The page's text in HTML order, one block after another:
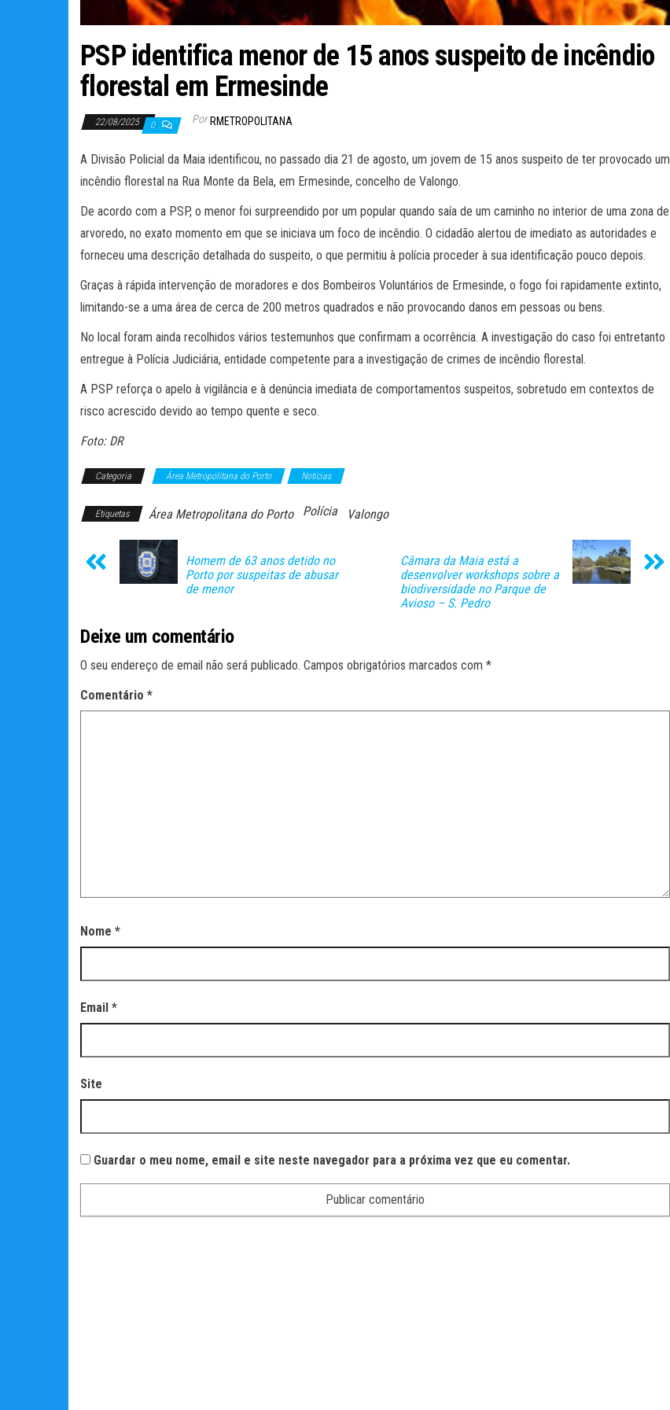
PSP identifica menor de 15 anos suspeito de incêndio
florestal em Ermesinde
22/08/2025 0 Por RMETROPOLITANA
A Divisão Policial da Maia identificou, no passado dia 21 de agosto, um jovem de 15 anos suspeito de ter provocado um
incêndio florestal na Rua Monte da Bela, em Ermesinde, concelho de Valongo.
De acordo com a PSP, o menor foi surpreendido por um popular quando saía de um caminho no interior de uma zona de
arvoredo, no exato momento em que se iniciava um foco de incêndio. O cidadão alertou de imediato as autoridades e
forneceu uma descrição detalhada do suspeito, o que permitiu à polícia proceder à sua identificação pouco depois.
Graças à rápida intervenção de moradores e dos Bombeiros Voluntários de Ermesinde, o fogo foi rapidamente extinto,
limitando-se a uma área de cerca de 200 metros quadrados e não provocando danos em pessoas ou bens.
No local foram ainda recolhidos vários testemunhos que confirmam a ocorrência. A investigação do caso foi entretanto
entregue à Polícia Judiciária, entidade competente para a investigação de crimes de incêndio florestal.
A PSP reforça o apelo à vigilância e à denúncia imediata de comportamentos suspeitos, sobretudo em contextos de
risco acrescido devido ao tempo quente e seco.
Foto: DR
Categoria Área Metropolitana do Porto Notícias
Etiquetas Área Metropolitana do Porto Polícia Valongo
Homem de 63 anos detido no
Porto por suspeitas de abusar
de menor
Câmara da Maia está a
desenvolver workshops sobre a
biodiversidade no Parque de
Avioso – S. Pedro
Deixe um comentário
O seu endereço de email não será publicado. Campos obrigatórios marcados com *
Comentário *
Nome *
Email *
Site
Guardar o meu nome, email e site neste navegador para a próxima vez que eu comentar.